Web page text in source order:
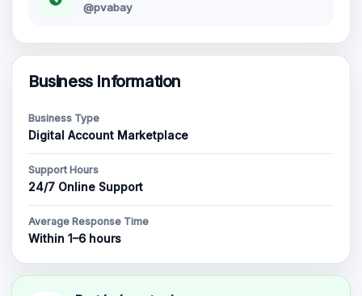
@pvabay
Business Information
Business Type
Digital Account Marketplace
Support Hours
24/7 Online Support
Average Response Time
Within 1–6 hours